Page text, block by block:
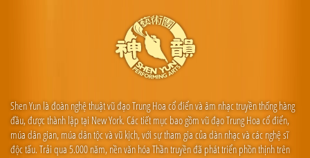
Shen Yun là đoàn nghệ thuật vũ đạo Trung Hoa cổ điển và âm nhạc truyền thống hàng
đầu, được thành lập tại New York. Các tiết mục bao gồm vũ đạo Trung Hoa cổ điển,
múa dân gian, múa dân tộc và vũ kịch, với sự tham gia của dàn nhạc và các nghệ sĩ
độc tấu. Trải qua 5.000 năm, nền văn hóa Thần truyền đã phát triển phồn thịnh trên